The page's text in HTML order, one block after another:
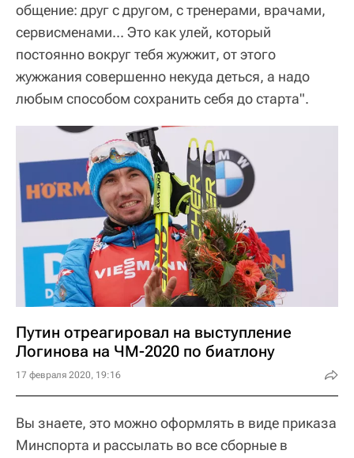
общение: друг с другом, с тренерами, врачами,
сервисменами... Это как улей, который
постоянно вокруг тебя жужжит, от этого
жужжания совершенно некуда деться, а надо
любым способом сохранить себя до старта".
Путин отреагировал на выступление
Логинова на ЧМ-2020 по биатлону
17 февраля 2020, 19:16
Вы знаете, это можно оформлять в виде приказа
Минспорта и рассылать во все сборные в